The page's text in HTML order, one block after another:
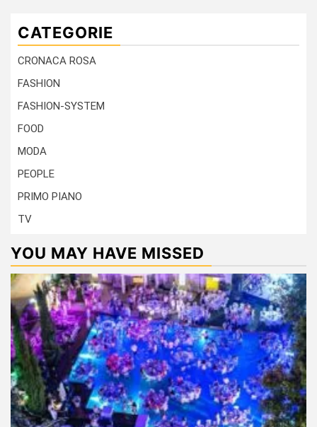
CATEGORIE
CRONACA ROSA
FASHION
FASHION-SYSTEM
FOOD
MODA
PEOPLE
PRIMO PIANO
TV
YOU MAY HAVE MISSED